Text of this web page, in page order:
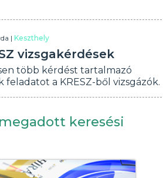
|Keszthely
vizsgakérdések
több kérdést tartalmazó
feladatot a KRESZ-ből vizsgázók.
keresési